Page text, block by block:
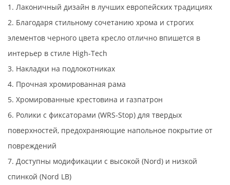
1. Лаконичный дизайн в лучших европейских традициях
2. Благодаря стильному сочетанию хрома и строгих
элементов черного цвета кресло отлично впишется в
интерьер в стиле High-Tech
3. Накладки на подлокотниках
4. Прочная хромированная рама
5. Хромированные крестовина и газпатрон
6. Ролики с фиксаторами (WRS-Stop) для твердых
поверхностей, предохраняющие напольное покрытие от
повреждений
7. Доступны модификации с высокой (Nord) и низкой
спинкой (Nord LB)